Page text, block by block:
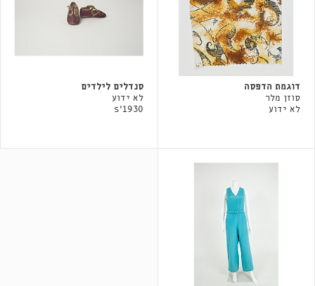
דוגמת הדפסה
סוזן מלר
לא ידוע
סנדלים לילדים
לא ידוע
1930's